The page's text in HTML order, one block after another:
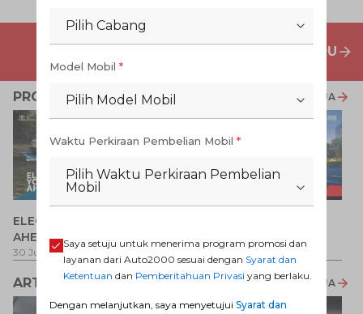
PENAWARAN MOBIL BARU
PROMO TERKAIT LIHAT SEMUA
ELECTRIFY YOUR PATH
AHEAD
30 Jul 2026 - 31 Ags 2026 1 Jul 2026 31 Ags 2026
ARTIKEL LAINNYA LIHAT SEMUA
Pilih Cabang
Model Mobil *
Pilih Model Mobil
Waktu Perkiraan Pembelian Mobil *
Pilih Waktu Perkiraan Pembelian
Mobil
Saya setuju untuk menerima program promosi dan
layanan dari Auto2000 sesuai dengan Syarat dan
Ketentuan dan Pemberitahuan Privasi yang berlaku.
Dengan melanjutkan, saya menyetujui Syarat dan